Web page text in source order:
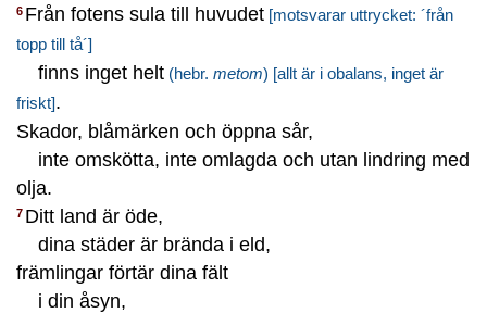
6 Från fotens sula till huvudet [motsvarar uttrycket: ´från
topp till tå´]
finns inget helt (hebr. metom) [allt är i obalans, inget är
friskt].
Skador, blåmärken och öppna sår,
inte omskötta, inte omlagda och utan lindring med
olja.
7 Ditt land är öde,
dina städer är brända i eld,
främlingar förtär dina fält
i din åsyn,